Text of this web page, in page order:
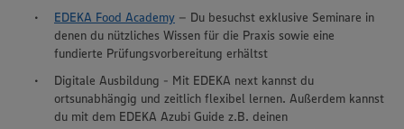
EDEKA Food Academy – Du besuchst exklusive Seminare in
denen du nützliches Wissen für die Praxis sowie eine
fundierte Prüfungsvorbereitung erhältst
Digitale Ausbildung - Mit EDEKA next kannst du
ortsunabhängig und zeitlich flexibel lernen. Außerdem kannst
du mit dem EDEKA Azubi Guide z.B. deinen